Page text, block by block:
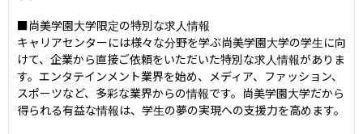
■尚美学園大学限定の特別な求人情報
キャリアセンターには様々な分野を学ぶ尚美学園大学の学生に向
けて、企業から直接ご依頼をいただいた特別な求人情報がありま
す。エンタテインメント業界を始め、メディア、ファッション、
スポーツなど、多彩な業界からの情報です。尚美学園大学だから
得られる有益な情報は、学生の夢の実現への支援力を高めます。